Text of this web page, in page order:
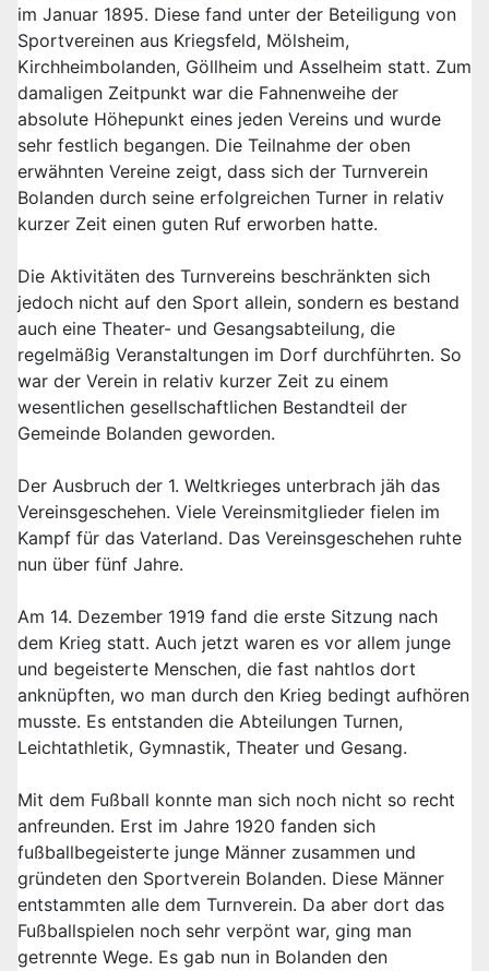
im Januar 1895. Diese fand unter der Beteiligung von
Sportvereinen aus Kriegsfeld, Mölsheim,
Kirchheimbolanden, Göllheim und Asselheim statt. Zum
damaligen Zeitpunkt war die Fahnenweihe der
absolute Höhepunkt eines jeden Vereins und wurde
sehr festlich begangen. Die Teilnahme der oben
erwähnten Vereine zeigt, dass sich der Turnverein
Bolanden durch seine erfolgreichen Turner in relativ
kurzer Zeit einen guten Ruf erworben hatte.
Die Aktivitäten des Turnvereins beschränkten sich
jedoch nicht auf den Sport allein, sondern es bestand
auch eine Theater- und Gesangsabteilung, die
regelmäßig Veranstaltungen im Dorf durchführten. So
war der Verein in relativ kurzer Zeit zu einem
wesentlichen gesellschaftlichen Bestandteil der
Gemeinde Bolanden geworden.
Der Ausbruch der 1. Weltkrieges unterbrach jäh das
Vereinsgeschehen. Viele Vereinsmitglieder fielen im
Kampf für das Vaterland. Das Vereinsgeschehen ruhte
nun über fünf Jahre.
Am 14. Dezember 1919 fand die erste Sitzung nach
dem Krieg statt. Auch jetzt waren es vor allem junge
und begeisterte Menschen, die fast nahtlos dort
anknüpften, wo man durch den Krieg bedingt aufhören
musste. Es entstanden die Abteilungen Turnen,
Leichtathletik, Gymnastik, Theater und Gesang.
Mit dem Fußball konnte man sich noch nicht so recht
anfreunden. Erst im Jahre 1920 fanden sich
fußballbegeisterte junge Männer zusammen und
gründeten den Sportverein Bolanden. Diese Männer
entstammten alle dem Turnverein. Da aber dort das
Fußballspielen noch sehr verpönt war, ging man
getrennte Wege. Es gab nun in Bolanden den